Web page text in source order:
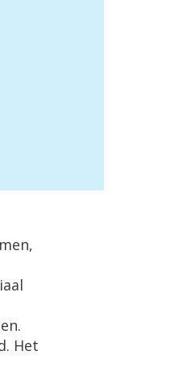
,
.
. Het